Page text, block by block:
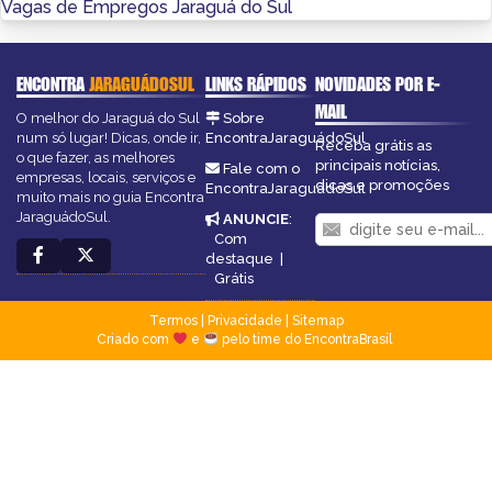
Vagas de Empregos Jaraguá do Sul
ENCONTRAJARAGUÁDOSUL
O melhor do Jaraguá do Sul
num só lugar! Dicas, onde ir,
o que fazer, as melhores
empresas, locais, serviços e
muito mais no guia Encontra
JaraguádoSul.
LINKS RÁPIDOS
Sobre
EncontraJaraguádoSul
Fale com o
EncontraJaraguádoSul
ANUNCIE:
Com
destaque
Grátis
NOVIDADES POR E-
MAIL
Receba grátis as
principais notícias,
dicas e promoções
Termos| Privacidade
Sitemap
Criado com
e pelo time do EncontraBrasil